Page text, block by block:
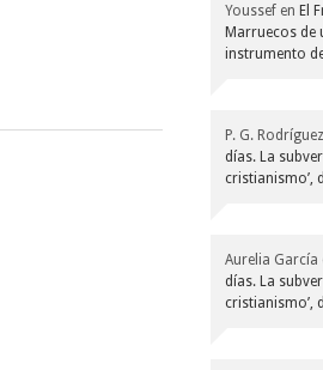
Youssef en El
Marruecos
instrumento
P. G. Rodríguez
días. La
cristianismo’,
Aurelia García
días. La
cristianismo’,